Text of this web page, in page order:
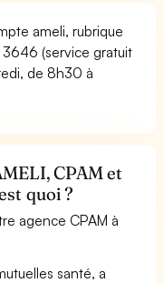
ameli, rubrique
(service gratuit
de 8h30 à
CPAM et
quoi ?
agence CPAM à
santé, a